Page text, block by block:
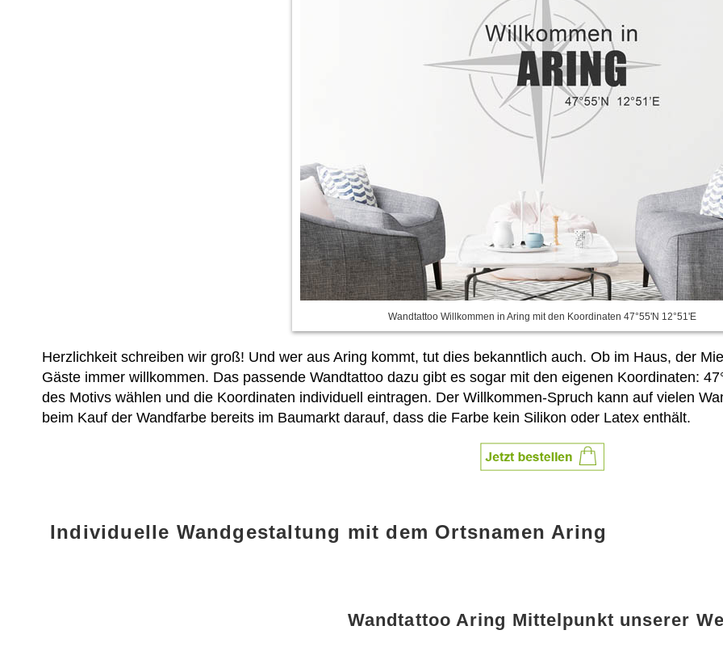
Wandtattoo Willkommen in Aring mit den Koordinaten 47°55'N 12°51'E
Herzlichkeit schreiben wir groß! Und wer aus Aring kommt, tut dies bekanntlich auch. Ob im Haus, der
Gäste immer willkommen. Das passende Wandtattoo dazu gibt es sogar mit den eigenen Koordinaten:
des Motivs wählen und die Koordinaten individuell eintragen. Der Willkommen-Spruch kann auf vielen
beim Kauf der Wandfarbe bereits im Baumarkt darauf, dass die Farbe kein Silikon oder Latex enthält.
Individuelle Wandgestaltung mit dem Ortsnamen Aring
Wandtattoo Aring Mittelpunkt unserer